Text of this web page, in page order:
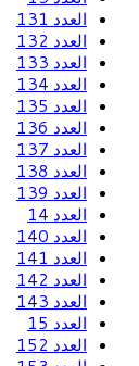
العدد 131
العدد 132
العدد 133
العدد 134
العدد 135
العدد 136
العدد 137
العدد 138
العدد 139
العدد 14
العدد 140
العدد 141
العدد 142
العدد 143
العدد 15
العدد 152